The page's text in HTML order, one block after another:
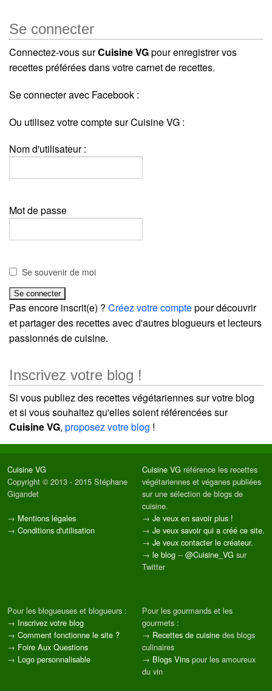
Se connecter
Connectez-vous surCuisine VGpour enregistrer vos
recettes préférées dans votre carnet de recettes.
Se connecter avec Facebook :
Ou utilisez votre compte sur Cuisine VG :
Nom d'utilisateur :
Mot de passe
Se souvenir de moi
Pas encore inscrit(e) ? Créez votre comptepour découvrir
et partager des recettes avec d'autres blogueurs et lecteurs
passionnés de cuisine.
Inscrivez votre blog !
Si vous publiez des recettes végétariennes sur votre blog
et si vous souhaitez qu'elles soient référencées sur
Cuisine VG, proposez votre blog !
Cuisine VG
Copyright © 2013 - 2015 Stéphane
Gigandet
→ Mentions légales
→ Conditions d'utilisation
Cuisine VG référence les recettes
végétariennes et véganes publiées
sur une sélection de blogs de
cuisine.
→ Je veux en savoir plus !
→ Je veux savoir qui a créé ce site.
→ Je veux contacter le créateur.
→ le blog -- @Cuisine_VG sur
Twitter
Pour les blogueuses et blogueurs :
→ Inscrivez votre blog
→ Comment fonctionne le site ?
→ Foire Aux Questions
→ Logo personnalisable
Pour les gourmands et les
gourmets :
→ Recettes de cuisine des blogs
culinaires
→ Blogs Vins pour les amoureux
du vin